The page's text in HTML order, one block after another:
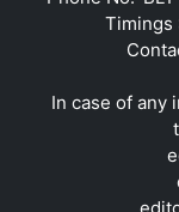
Timings
In case of any